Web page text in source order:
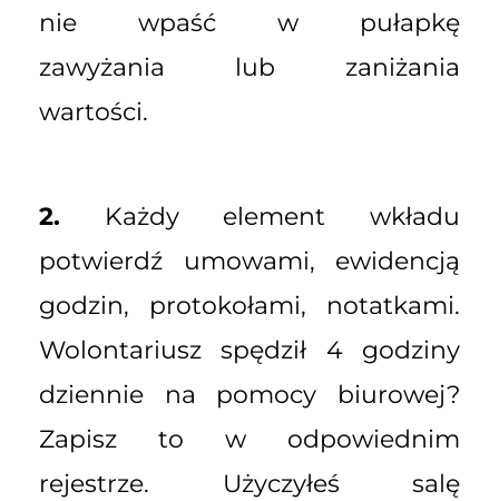
nie wpaść w pułapkę
zawyżania lub zaniżania
wartości.
2. Każdy element wkładu
potwierdź umowami, ewidencją
godzin, protokołami, notatkami.
Wolontariusz spędził 4 godziny
dziennie na pomocy biurowej?
Zapisz to w odpowiednim
rejestrze. Użyczyłeś salę